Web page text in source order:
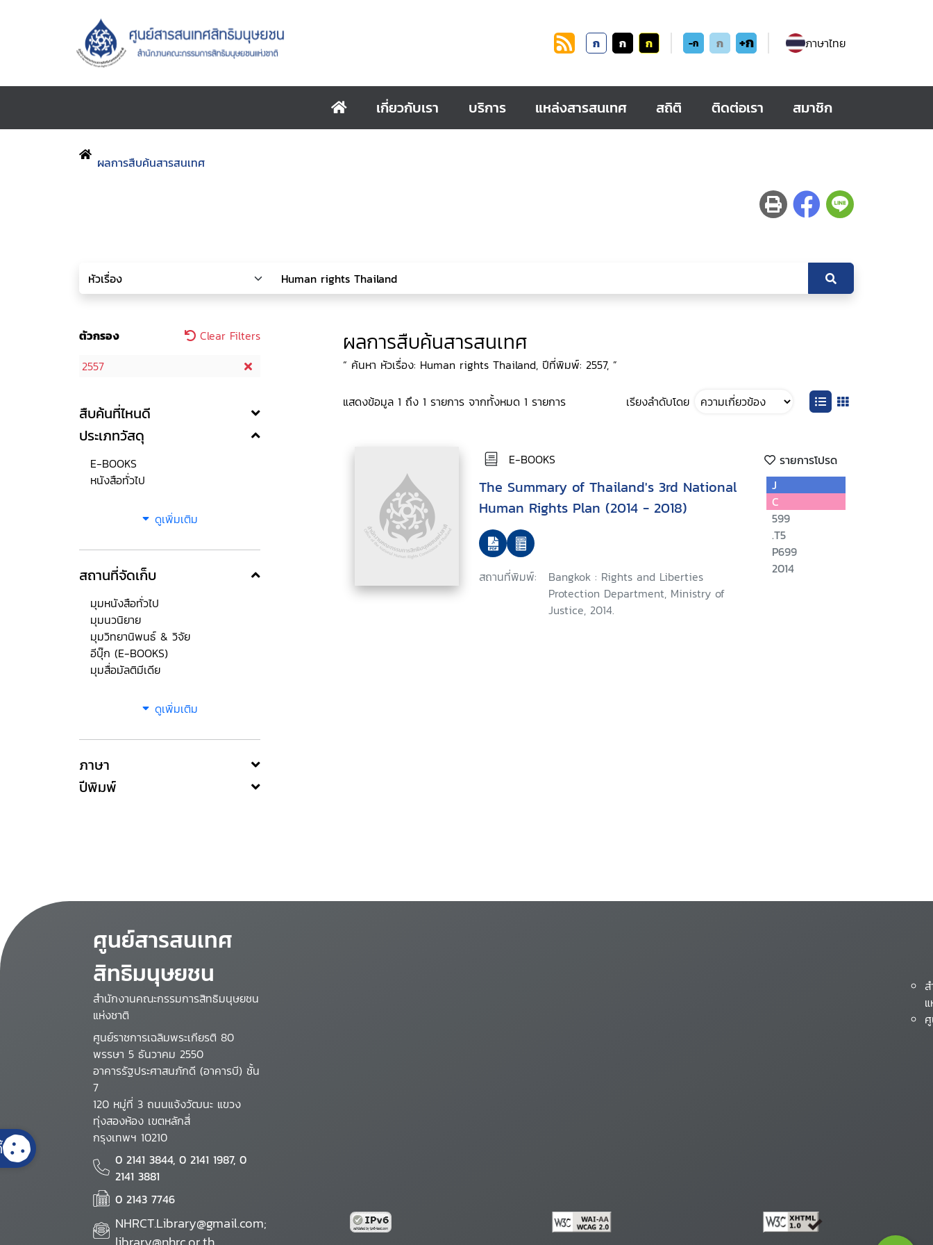
ก ก ก -ก ก +ก ภาษาไทย
เกี่ยวกับเรา บริการ แหล่งสารสนเทศ สถิติ ติดต่อเรา สมาชิก
ผลการสืบค้นสารสนเทศ
ตัวกรอง
Clear Filters
2557
สืบค้นที่ไหนดี
ประเภทวัสดุ
E-BOOKS
หนังสือทั่วไป
ดูเพิ่มเติม
สถานที่จัดเก็บ
มุมหนังสือทั่วไป
มุมนวนิยาย
มุมวิทยานิพนธ์ & วิจัย
อีบุ๊ก (E-BOOKS)
มุมสื่อมัลติมีเดีย
ดูเพิ่มเติม
ภาษา
ปีพิมพ์
ผลการสืบค้นสารสนเทศ
“ ค้นหา หัวเรื่อง: Human rights Thailand, ปีที่พิมพ์: 2557, ”
แสดงข้อมูล 1 ถึง 1 รายการ จากทั้งหมด 1 รายการ เรียงลำดับโดย
E-BOOKS รายการโปรด
The Summary of Thailand's 3rd National
Human Rights Plan (2014 - 2018)
สถานที่พิมพ์:
Bangkok : Rights and Liberties
Protection Department, Ministry of
Justice, 2014.
J
C
599
.T5
P699
2014
ศูนย์สารสนเทศ
สิทธิมนุษยชน
สำนักงานคณะกรรมการสิทธิมนุษยชน
แห่งชาติ
ศูนย์ราชการเฉลิมพระเกียรติ 80
พรรษา 5 ธันวาคม 2550
อาคารรัฐประศาสนภักดี (อาคารบี) ชั้น
7
120 หมู่ที่ 3 ถนนแจ้งวัฒนะ แขวง
ทุ่งสองห้อง เขตหลักสี่
กรุงเทพฯ 10210
0 2141 3844, 0 2141 1987, 0
2141 3881
0 2143 7746
NHRCT.Library@gmail.com;